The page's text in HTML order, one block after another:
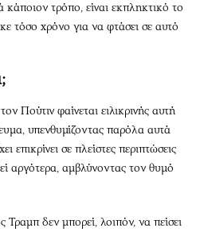
τρόπο, είναι εκπληκτικό το
τόσο χρόνο για να φτάσει σε αυτό
Πούτιν φαίνεται ειλικρινής αυτή
υπενθυμίζοντας παρόλα αυτά
επικρίνει σε πλείστες περιπτώσεις
αργότερα, αμβλύνοντας τον θυμό
δεν μπορεί, λοιπόν, να πείσει